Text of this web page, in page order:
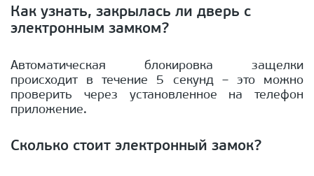
Как узнать, закрылась ли дверь с
электронным замком?
Автоматическая блокировка защелки
происходит в течение 5 секунд – это можно
проверить через установленное на телефон
приложение.
Сколько стоит электронный замок?